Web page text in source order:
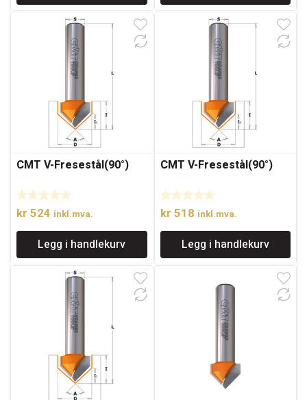
CMT V-Fresestål(90°)
kr 524 inkl.mva.
Legg i handlekurv
CMT V-Fresestål(90°)
kr 518 inkl.mva.
Legg i handlekurv